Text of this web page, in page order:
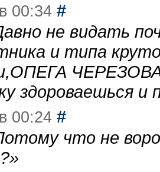
00:34 #
не видать
и типа
здороваешься
00:24 #
что не
»